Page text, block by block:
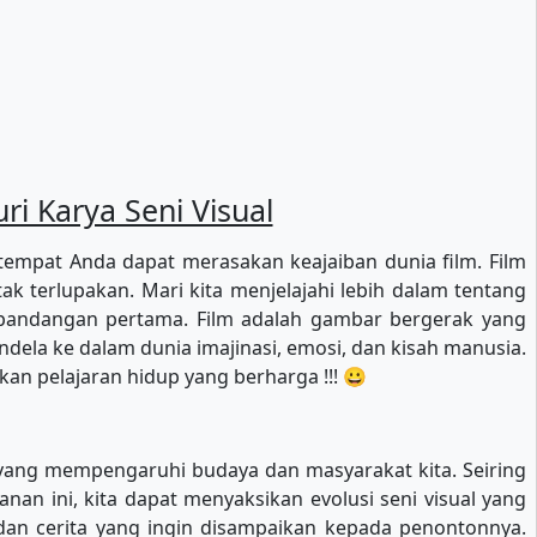
Karya Seni Visual
Anda dapat merasakan keajaiban dunia film. Film
terlupakan. Mari kita menjelajahi lebih dalam tentang
pertama. Film adalah gambar bergerak yang
ke dalam dunia imajinasi, emosi, dan kisah manusia.
pelajaran hidup yang berharga !!! 😀
mempengaruhi budaya dan masyarakat kita. Seiring
ini, kita dapat menyaksikan evolusi seni visual yang
cerita yang ingin disampaikan kepada penontonnya.